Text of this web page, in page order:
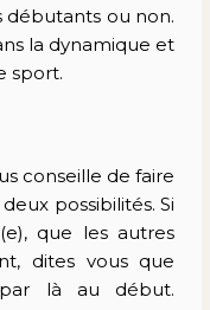
débutants ou non.
la dynamique et
sport.
conseille de faire
possibilités. Si
que les autres
dites vous que
là au début.